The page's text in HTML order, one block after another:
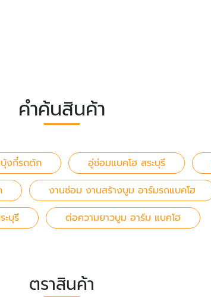
คำค้นสินค้า
งกี๋รถตัก อู่ซ่อมแบคโฮ สระบุรี
งานซ่อม งานสร้างบูม อาร์มรถแบคโฮ
ะบุรี
ต่อความยาวบูม อาร์ม แบคโฮ
ตราสินค้า